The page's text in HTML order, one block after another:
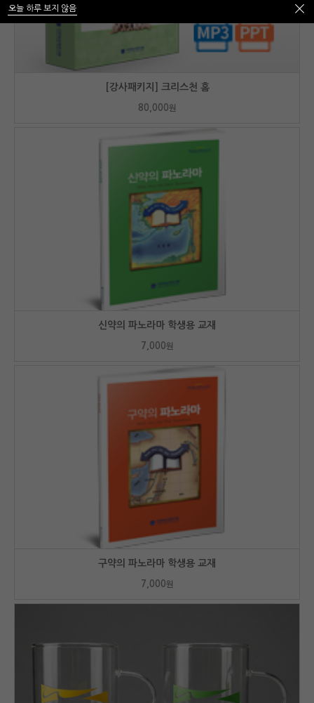
[강사패키지] 크리스천 홈
80,000원
신약의 파노라마 학생용 교재
7,000원
구약의 파노라마 학생용 교재
7,000원
오늘 하루 보지 않음